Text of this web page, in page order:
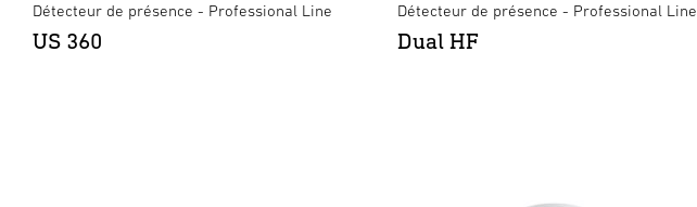
Détecteur de présence - Professional Line
US 360
Détecteur de présence - Professional Line
Dual HF